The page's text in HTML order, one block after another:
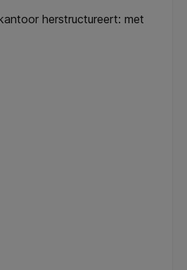
herstructureert: met